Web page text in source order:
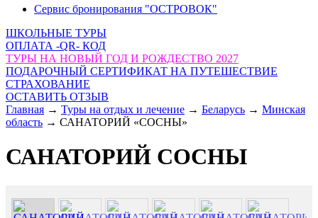
Сервис бронирования "ОСТРОВОК"
ШКОЛЬНЫЕ ТУРЫ
ОПЛАТА -QR- КОД
ТУРЫ НА НОВЫЙ ГОД И РОЖДЕСТВО 2027
ПОДАРОЧНЫЙ СЕРТИФИКАТ НА ПУТЕШЕСТВИЕ
СТРАХОВАНИЕ
ОСТАВИТЬ ОТЗЫВ
Главная → Туры на отдых и лечение → Беларусь → Минская
область → САНАТОРИЙ «СОСНЫ»
САНАТОРИЙ СОСНЫ